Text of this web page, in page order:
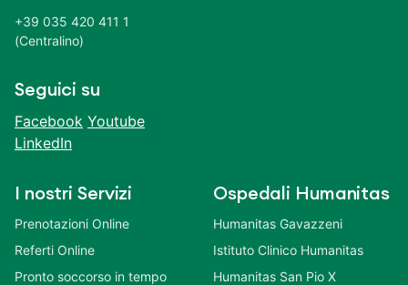
+39 035 420 411 1
(Centralino)
Seguici su
Facebook Youtube
LinkedIn
I nostri Servizi
Prenotazioni Online
Referti Online
Pronto soccorso in tempo
Ospedali Humanitas
Humanitas Gavazzeni
Istituto Clinico Humanitas
Humanitas San Pio X